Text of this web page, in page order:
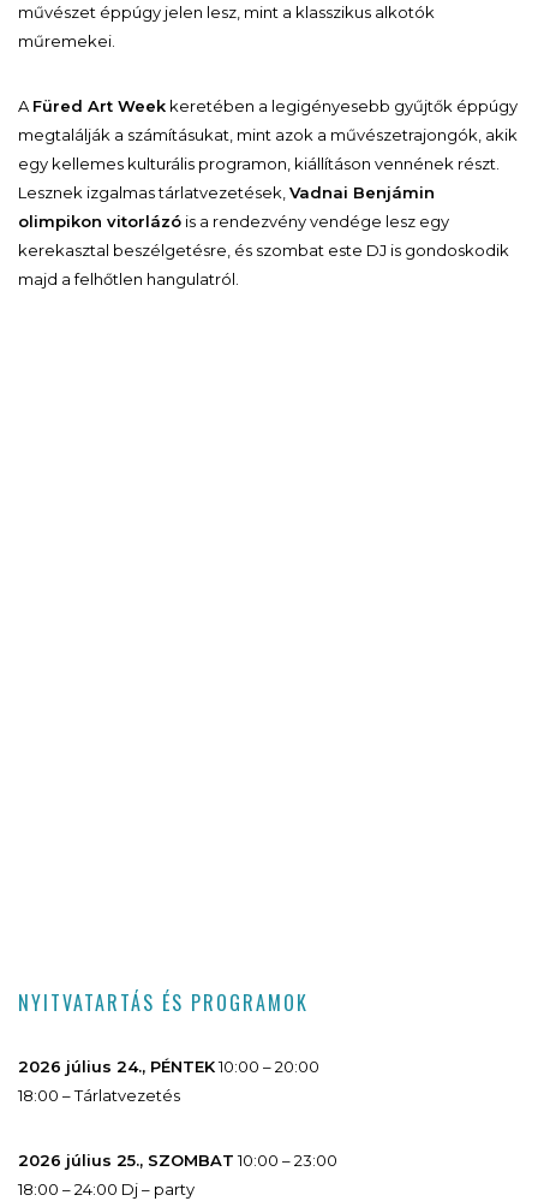
művészet éppúgy jelen lesz, mint a klasszikus alkotók
műremekei.
A Füred Art Week keretében a legigényesebb gyűjtők éppúgy
megtalálják a számításukat, mint azok a művészetrajongók, akik
egy kellemes kulturális programon, kiállításon vennének részt.
Lesznek izgalmas tárlatvezetések, Vadnai Benjámin
olimpikon vitorlázó is a rendezvény vendége lesz egy
kerekasztal beszélgetésre, és szombat este DJ is gondoskodik
majd a felhőtlen hangulatról.
NYITVATARTÁS ÉS PROGRAMOK
2026 július 24., PÉNTEK10:00 – 20:00
18:00 – Tárlatvezetés
2026 július 25., SZOMBAT10:00 – 23:00
18:00 – 24:00 Dj – party